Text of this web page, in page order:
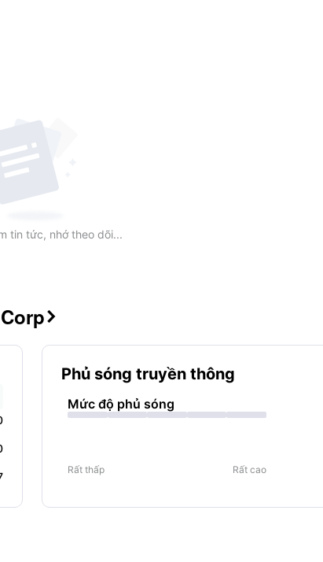
tin tức, nhớ theo dõi...

Phủ sóng truyền thông
Mức độ phủ sóng
Rất thấp
Rất cao